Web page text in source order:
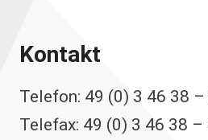
Kontakt
Telefon: 49 (0) 3 46 38 –
Telefax: 49 (0) 3 46 38 –